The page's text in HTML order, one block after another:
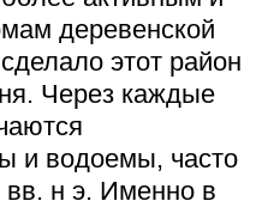
деревенской
этот район
Через каждые
и водоемы, часто
н э. Именно в